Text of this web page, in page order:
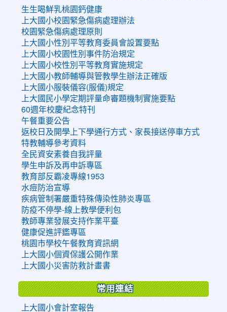
生生喝鮮乳桃園鈣健康
上大國小校園緊急傷病處理辦法
校園緊急傷病處理原則
上大國小性別平等教育委員會設置要點
上大國小校園性別事件防治規定
上大國小校性別平等教育實施規定
上大國小教師輔導與管教學生辦法正確版
上大國小服裝儀容(服儀)規定
上大國民小學定期評量命審題機制實施要點
60週年校慶紀念特刊
午餐重要公告
返校日及開學上下學通行方式、家長接送停車方式
特教輔導參考資料
全民資安素養自我評量
學生申訴及再申訴專區
教育部反霸凌專線1953
水痘防治宣導
疾病管制署嚴重特殊傳染性肺炎專區
防疫不停學-線上教學便利包
教師專業發展支持作業平臺
健康促進評鑑專區
桃園市學校午餐教育資訊網
上大國小個資保護公開作業
上大國小災害防救計畫書
常用連結
上大國小會計室報告